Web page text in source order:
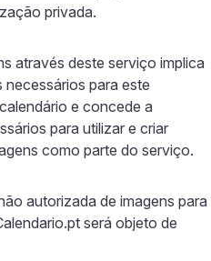
privada.
através deste serviço implica
para este
e concede a
para utilizar e criar
como parte do serviço.
autorizada de imagens para
será objeto de